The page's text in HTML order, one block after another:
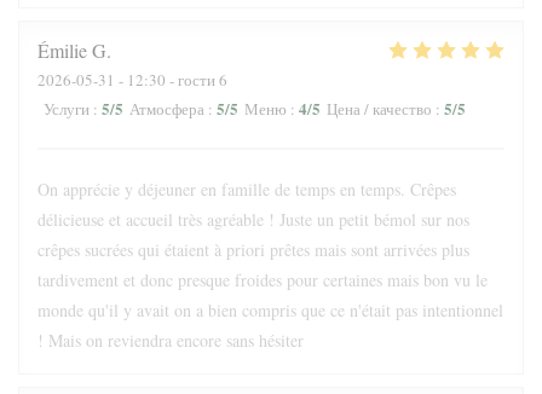
ÉmilieG
2026-05-31 - 12:30 - гости 6
Услуги : 5/5 Атмосфера : 5/5 Меню : 4/5 Цена / качество : 5/5
On apprécie y déjeuner en famille de temps en temps. Crêpes
délicieuse et accueil très agréable ! Juste un petit bémol sur nos
crêpes sucrées qui étaient à priori prêtes mais sont arrivées plus
tardivement et donc presque froides pour certaines mais bon vu le
monde qu'il y avait on a bien compris que ce n'était pas intentionnel
! Mais on reviendra encore sans hésiter